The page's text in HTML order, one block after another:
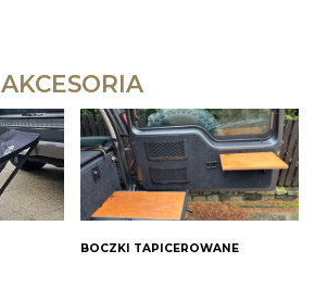
AKCESORIA
BOCZKI TAPICEROWANE